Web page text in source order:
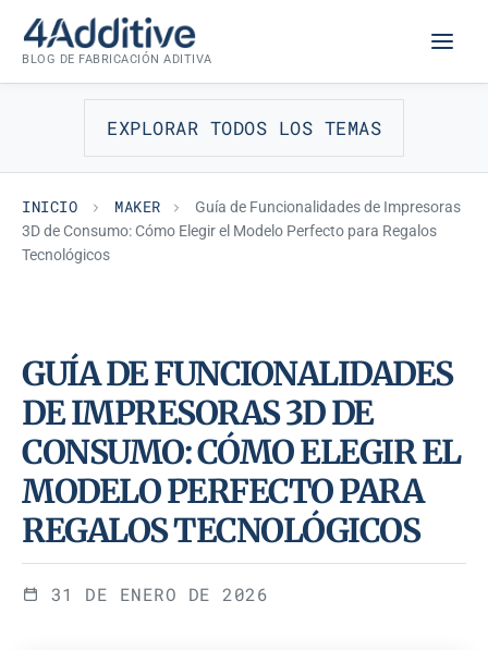
contenido
BLOG DE FABRICACIÓN ADITIVA
EXPLORAR TODOS LOS TEMAS
INICIO MAKER
Guía de Funcionalidades de Impresoras
3D de Consumo: Cómo Elegir el Modelo Perfecto para Regalos
Tecnológicos
MAKER
GUÍA DE FUNCIONALIDADES
DE IMPRESORAS 3D DE
CONSUMO: CÓMO ELEGIR EL
MODELO PERFECTO PARA
REGALOS TECNOLÓGICOS
31 DE ENERO DE 2026